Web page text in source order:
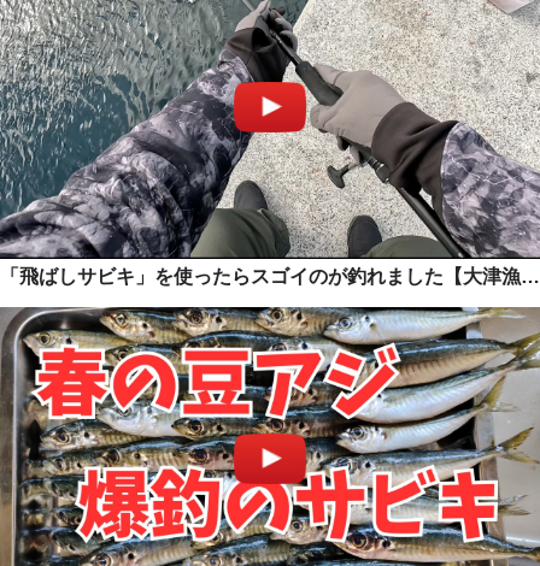
「飛ばしサビキ」を使ったらスゴイのが釣れました【大津漁港】